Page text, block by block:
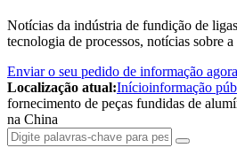
Notícias da indústria de fundição de
tecnologia de processos, notícias sobre
Enviar o seu pedido de informação agora
Localização atual:Inícioinformação
fornecimento de peças fundidas de
na China